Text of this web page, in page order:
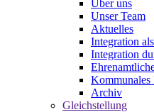
Über uns
Unser Team
Aktuelles
Integration
Integration
Kommunales
Archiv
Gleichstellung